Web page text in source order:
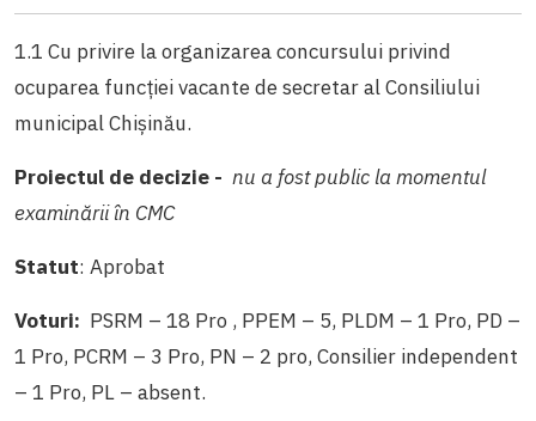
1.1 Cu privire la organizarea concursului privind
ocuparea funcției vacante de secretar al Consiliului
municipal Chișinău.
Proiectul de decizie - nu a fost public la momentul
examinării în CMC
Statut: Aprobat
Voturi: PSRM – 18 Pro , PPEM – 5, PLDM – 1 Pro, PD –
1 Pro, PCRM – 3 Pro, PN – 2 pro, Consilier independent
– 1 Pro, PL – absent.